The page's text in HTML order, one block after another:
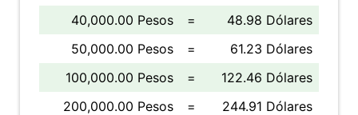
40,000.00 Pesos
=
48.98 Dólares
50,000.00 Pesos
=
61.23 Dólares
100,000.00 Pesos
=
122.46 Dólares
200,000.00 Pesos
=
244.91 Dólares